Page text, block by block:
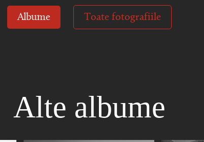
Albume Toate fotografiile
Alte albume